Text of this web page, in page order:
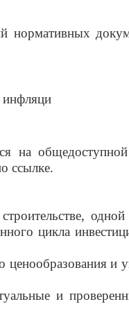
нормативных
инфляци
на
ссылке.
цикла
и
и